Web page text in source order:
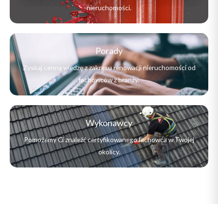
nieruchomości.
Porady
Zyskaj cenną wiedzę z zakresu renowacji nieruchomości od
fachowców z branży.
Wykonawcy
Pomożemy Ci znaleźć certyfikowanego fachowca w Twojej
okolicy.